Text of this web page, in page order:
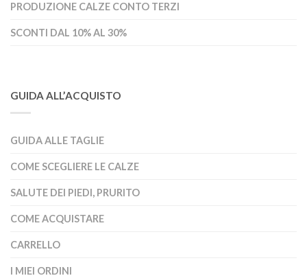
PRODUZIONE CALZE CONTO TERZI
SCONTI DAL 10% AL 30%
GUIDA ALL’ACQUISTO
GUIDA ALLE TAGLIE
COME SCEGLIERE LE CALZE
SALUTE DEI PIEDI, PRURITO
COME ACQUISTARE
CARRELLO
I MIEI ORDINI